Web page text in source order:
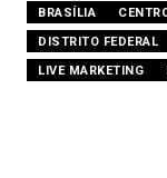
BRASÍLIA
DISTRITO FEDERAL
LIVE MARKETING